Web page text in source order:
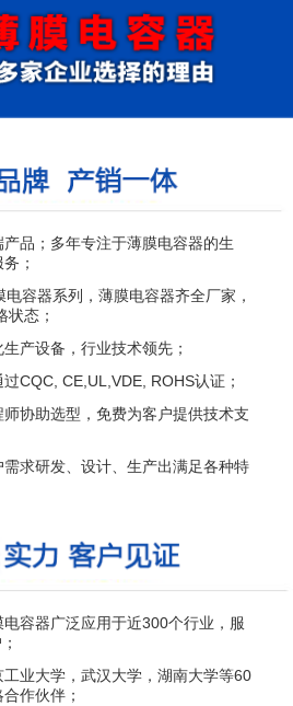
山西省阳泉市阳泉煤业集团
品；多年专注于薄膜电容器的生
；
容器系列，薄膜电容器齐全厂家，
状态；
产设备，行业技术领先；
CQC, CE,UL,VDE, ROHS认证；
协助选型，免费为客户提供技术支
求研发、设计、生产出满足各种特
容器广泛应用于近300个行业，服
业大学，武汉大学，湖南大学等60
作伙伴；